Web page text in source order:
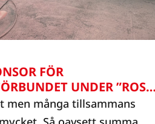
FÖR
UNDER ”ROSA
men många tillsammans